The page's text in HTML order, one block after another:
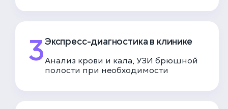
3Экспресс-диагностика в клинике
Анализ крови и кала, УЗИ брюшной
полости при необходимости